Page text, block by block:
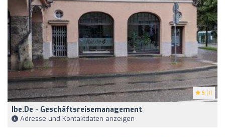
5 (1)
Ibe.de - Geschäftsreisemanagement
Adresse und Kontaktdaten anzeigen